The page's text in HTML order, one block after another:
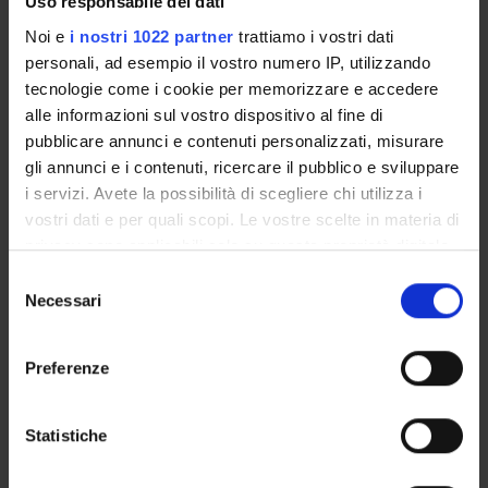
Noi e i nostri 1022 partner trattiamo i vostri dati
personali, ad esempio il vostro numero IP, utilizzando
tecnologie come i cookie per memorizzare e accedere
alle informazioni sul vostro dispositivo al fine di
pubblicare annunci e contenuti personalizzati, misurare
gli annunci e i contenuti, ricercare il pubblico e sviluppare
i servizi. Avete la possibilità di scegliere chi utilizza i
vostri dati e per quali scopi. Le vostre scelte in materia di
privacy sono applicabili solo su questa proprietà digitale
modificare o revocare il proprio consenso in qualsiasi
momento dalla Dichiarazione sui cookie o facendo clic
raccogliere informazioni sulla tua posizione
geografica, con un'approssimazione di qualche
delNecessari
Preferenze
Statistiche
Commissione Europea
Finanziamento:assegnato e gestito da un ente esterno
all'ateneo
Programma:EUROPA - Progetti Europei
PARTECIPANTI AL PROGETTO
Fabiana Arieti
Contrattista di ricerca
Fulvia Mazzaferri
Maria Diletta Pezzani